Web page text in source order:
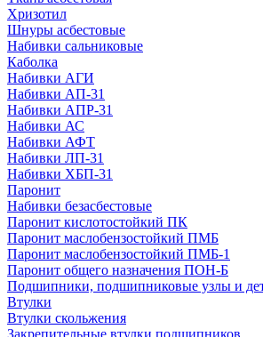
Хризотил
Шнуры асбестовые
Набивки сальниковые
Каболка
Набивки АГИ
Набивки АП-31
Набивки АПР-31
Набивки АС
Набивки АФТ
Набивки ЛП-31
Набивки ХБП-31
Паронит
Набивки безасбестовые
Паронит кислотостойкий ПК
Паронит маслобензостойкий ПМБ
Паронит маслобензостойкий ПМБ-1
Паронит общего назначения ПОН-Б
Подшипники, подшипниковые узлы и
Втулки
Втулки скольжения
Закрепительные втулки подшипников